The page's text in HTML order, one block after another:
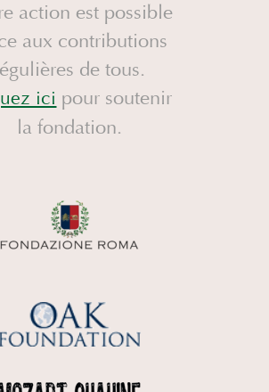
action est possible
aux contributions
de tous.
ici pour soutenir
la fondation.